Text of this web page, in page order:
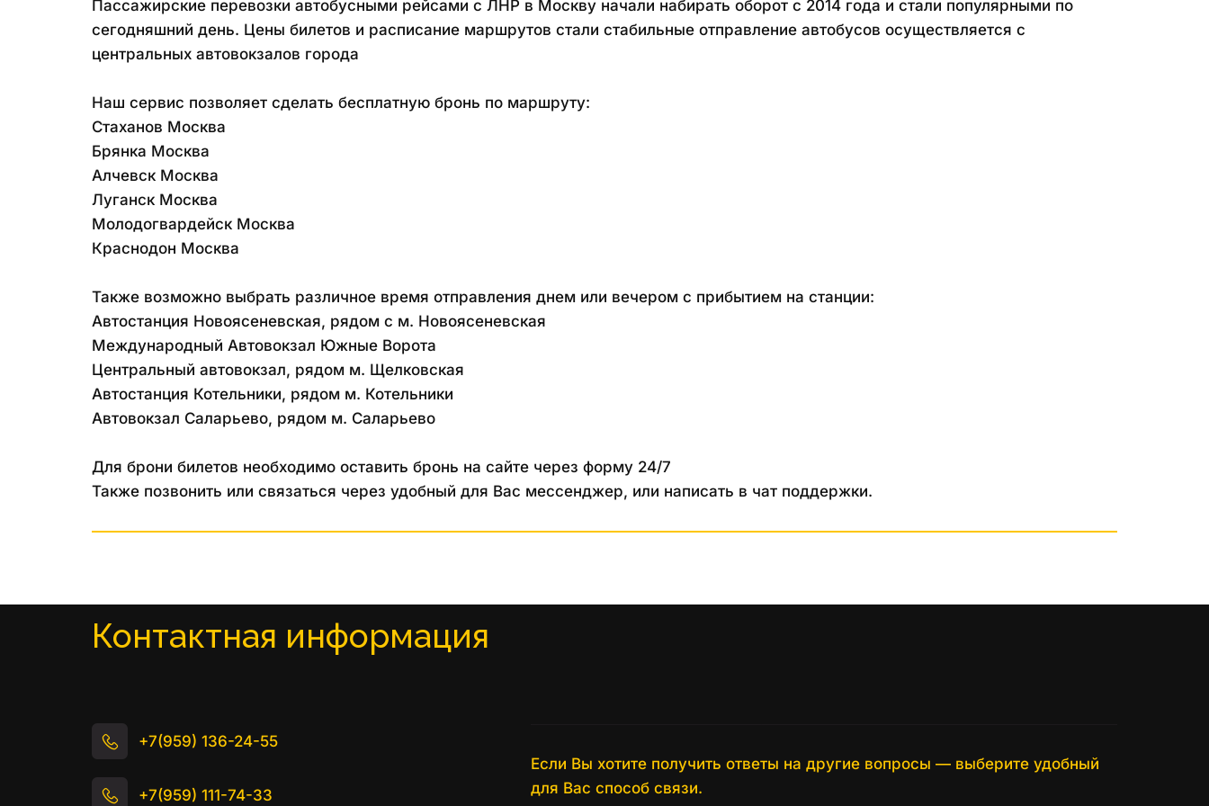
Пассажирские перевозки автобусными рейсами с ЛНР в Москву начали набирать оборот с 2014 года и стали популярными по
сегодняшний день. Цены билетов и расписание маршрутов стали стабильные отправление автобусов осуществляется с
центральных автовокзалов города
Наш сервис позволяет сделать бесплатную бронь по маршруту:
Стаханов Москва
Брянка Москва
Алчевск Москва
Луганск Москва
Молодогвардейск Москва
Краснодон Москва
Также возможно выбрать различное время отправления днем или вечером с прибытием на станции:
Автостанция Новоясеневская, рядом с м. Новоясеневская
Международный Автовокзал Южные Ворота
Центральный автовокзал, рядом м. Щелковская
Автостанция Котельники, рядом м. Котельники
Автовокзал Саларьево, рядом м. Саларьево
Для брони билетов необходимо оставить бронь на сайте через форму 24/7
Также позвонить или связаться через удобный для Вас мессенджер, или написать в чат поддержки.
Контактная информация
+7(959) 136-24-55
+7(959) 111-74-33
Если Вы хотите получить ответы на другие вопросы — выберите удобный
для Вас способ связи.